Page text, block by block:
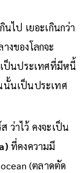
นไป เยอะเกินกว่า
งของโลกจะ
ป็นประเทศที่มีหนี้
นั้นเป็นประเทศ
ว่าไว้ คงจะเป็น
ที่คงความมี
(ตลาดตัด